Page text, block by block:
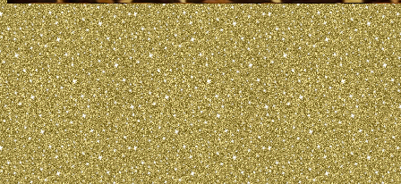
Ãœber die Rasse.
Die genaue Entdeckungszeit des
Toy (Toy-Terrier) in Russland kann man
nennen. Schon vor der Revolution
man in den gehobenen und reichen
HÃ¤usern diesen originellen Hund
Es kÃ¶nnte sein, dass sie aus England